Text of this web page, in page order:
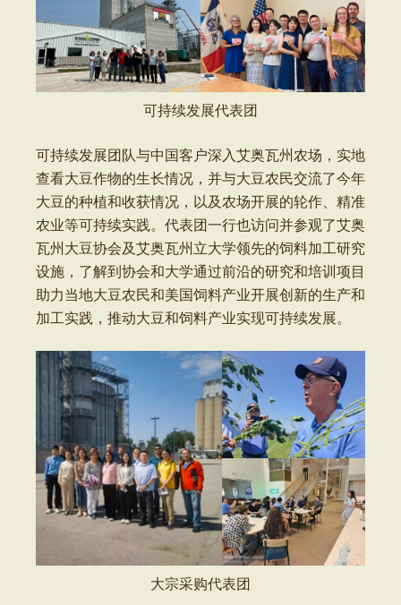
可持续发展代表团
可持续发展团队与中国客户深入艾奥瓦州农场，实地
查看大豆作物的生长情况，并与大豆农民交流了今年
大豆的种植和收获情况，以及农场开展的轮作、精准
农业等可持续实践。代表团一行也访问并参观了艾奥
瓦州大豆协会及艾奥瓦州立大学领先的饲料加工研究
设施，了解到协会和大学通过前沿的研究和培训项目
助力当地大豆农民和美国饲料产业开展创新的生产和
加工实践，推动大豆和饲料产业实现可持续发展。
大宗采购代表团